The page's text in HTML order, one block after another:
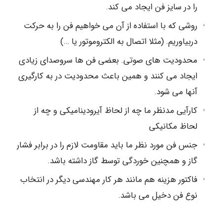
را در سایز فن ایجاد می کند.
روشی که با استفاده از آن می خواهیم فن را به حرکت
دربیاوریم. (مثلا اتصال به الکتروموتور یا …)
محدودیت های صوتی. بعضی فن ها سروصدای زیادی
ایجاد می کنند و همین باعث محدودیت در به کارگیری
آنها می شود.
کارآیی مدنظر ما چه از لحاظ آیرودینامیکی و چه از
لحاظ مکانیکی
جنس فن مورد نظر ما باید مقاومت لازم را در برابر فشار
گاز و همچنین خوردگی توسط گاز داشته باشد.
فاکتور هزینه هم مانند هر کار مهندسی دیگر در انتخاب
نوع فن دخیل می باشد.